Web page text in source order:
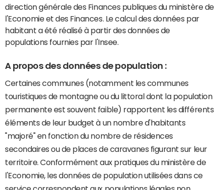
direction générale des Finances publiques du ministère de
l'Economie et des Finances. Le calcul des données par
habitant a été réalisé à partir des données de
populations fournies par l'Insee.
A propos des données de population :
Certaines communes (notamment les communes
touristiques de montagne ou du littoral dont la population
permanente est souvent faible) rapportent les différents
éléments de leur budget à un nombre d'habitants
"majoré" en fonction du nombre de résidences
secondaires ou de places de caravanes figurant sur leur
territoire. Conformément aux pratiques du ministère de
l'Economie, les données de population utilisées dans ce